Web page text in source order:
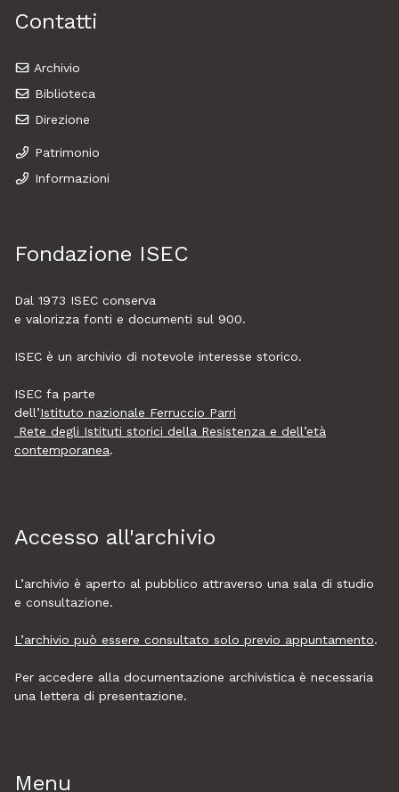
Contatti
Archivio
Biblioteca
Direzione
Patrimonio
Informazioni
Fondazione ISEC
Dal 1973 ISEC conserva
e valorizza fonti e documenti sul 900.
ISEC è un archivio di notevole interesse storico.
ISEC fa parte
dell’Istituto nazionale Ferruccio Parri
Rete degli Istituti storici della Resistenza e dell’età
contemporanea.
Accesso all'archivio
L’archivio è aperto al pubblico attraverso una sala di studio
e consultazione.
L’archivio può essere consultato solo previo appuntamento.
Per accedere alla documentazione archivistica è necessaria
una lettera di presentazione.
Menu